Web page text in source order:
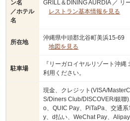
ン名
／ホテル
名
GRILL＆DINING AURDIA ／ リ
レストラン基本情報を見る
所在地
沖縄県中頭郡北谷町美浜15-69
地図を見る
駐車場
『リーガロイヤルリゾート沖
利用ください。
現金、クレジット(VISA/
S/Diners Club/DISCOVER/銀
o、QUIC Pay、PiTaPa、交通
y、d払い、WeChat Pay、